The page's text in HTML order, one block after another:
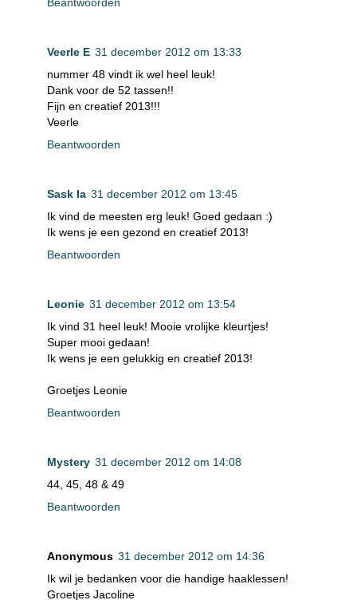
Veerle E 31 december 2012 om 13:33
nummer 48 vindt ik wel heel leuk!
Dank voor de 52 tassen!!
Fijn en creatief 2013!!!
Veerle
Beantwoorden
Sask Ia 31 december 2012 om 13:45
Ik vind de meesten erg leuk! Goed gedaan :)
Ik wens je een gezond en creatief 2013!
Beantwoorden
Leonie 31 december 2012 om 13:54
Ik vind 31 heel leuk! Mooie vrolijke kleurtjes!
Super mooi gedaan!
Ik wens je een gelukkig en creatief 2013!
Groetjes Leonie
Beantwoorden
Mystery 31 december 2012 om 14:08
44, 45, 48 & 49
Beantwoorden
Anonymous 31 december 2012 om 14:36
Ik wil je bedanken voor die handige haaklessen!
Groetjes Jacoline